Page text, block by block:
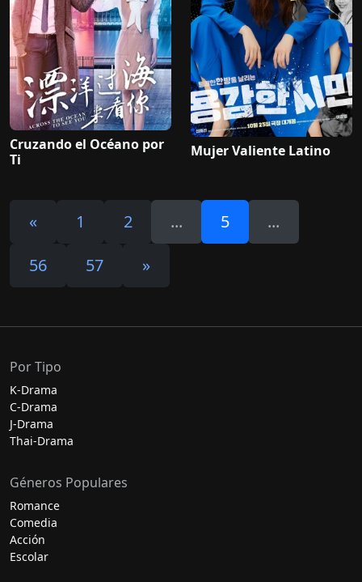
Cruzando el Océano por
Ti
Mujer Valiente Latino
« 1 2 ... 5
...
56
57 »
Por Tipo
K-Drama
C-Drama
J-Drama
Thai-Drama
Géneros Populares
Romance
Comedia
Acción
Escolar